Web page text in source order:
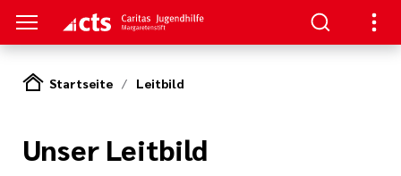
Startseite Leitbild
Unser Leitbild